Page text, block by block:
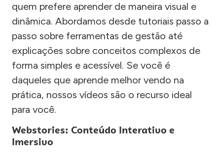
quem prefere aprender de maneira visual e
dinâmica. Abordamos desde tutoriais passo a
passo sobre ferramentas de gestão até
explicações sobre conceitos complexos de
forma simples e acessível. Se você é
daqueles que aprende melhor vendo na
prática, nossos vídeos são o recurso ideal
para você.
Webstories: Conteúdo Interativo e
Imersivo